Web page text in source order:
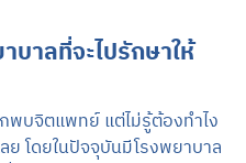
าลที่จะไปรักษาให้
พบจิตแพทย์ แต่ไม่รู้ต้องทำไง
ย โดยในปัจจุบันมีโรงพยาบาล